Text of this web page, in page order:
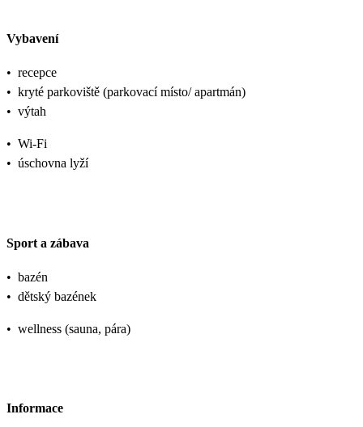
Vybavení
• recepce
• kryté parkoviště (parkovací místo/ apartmán)
• výtah
• Wi-Fi
• úschovna lyží
Sport a zábava
• bazén
• dětský bazének
• wellness (sauna, pára)
Informace